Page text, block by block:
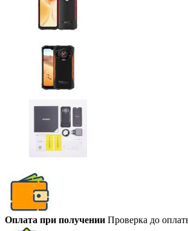
Оплата при получении Проверка до